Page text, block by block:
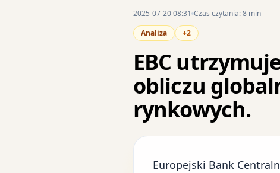
2025-07-20 08:31 Czas czytania: 8 min
Analiza
+2
EBC
obliczu
rynkowych.
Europejski Bank